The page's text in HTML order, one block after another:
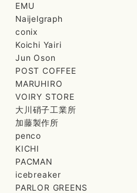
EMU
Naijelgraph
conix
Koichi Yairi
Jun Oson
POST COFFEE
MARUHIRO
VOIRY STORE
大川硝子工業所
加藤製作所
penco
KICHI
PACMAN
icebreaker
PARLOR GREENS